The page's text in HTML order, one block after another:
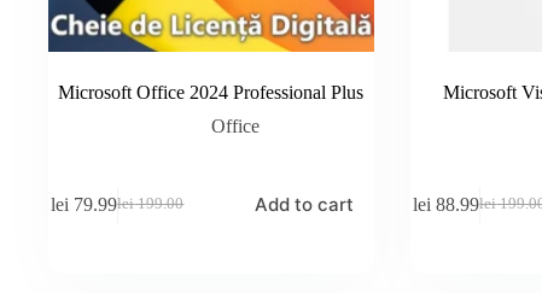
Microsoft Office 2024 Professional Plus
Office
lei199.00
Original
lei 79.99Current
Add to cart
Microsoft
lei
Original
lei 88.99Current